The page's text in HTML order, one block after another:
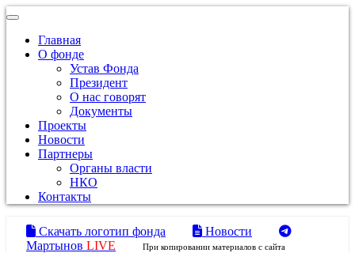
Toggle navigation
Главная
О фонде
Устав Фонда
Президент
О нас говорят
Документы
Проекты
Новости
Партнеры
Органы власти
НКО
Контакты
Скачать логотип фонда
Новости
Мартынов LIVE
При копировании материалов с сайта